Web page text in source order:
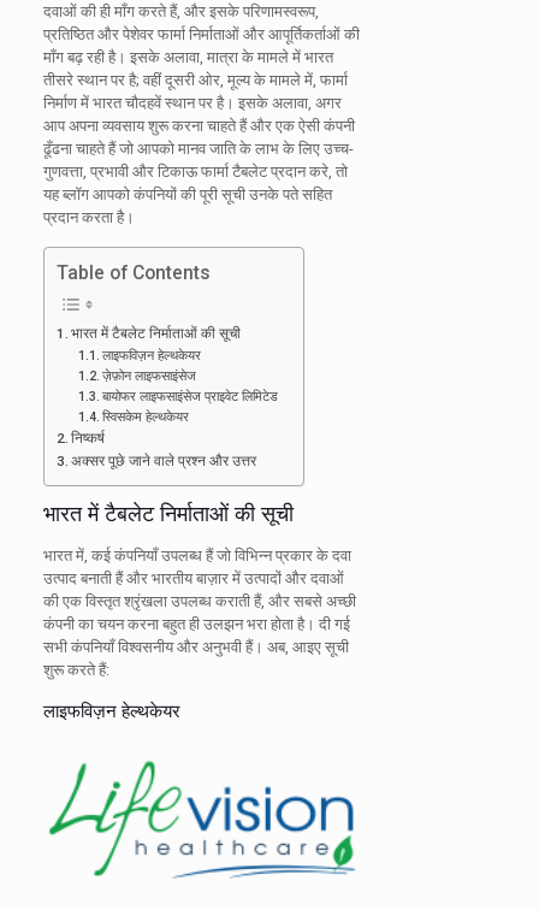
दवाओं की ही माँग करते हैं, और इसके परिणामस्वरूप,
प्रतिष्ठित और पेशेवर फार्मा निर्माताओं और आपूर्तिकर्ताओं की
माँग बढ़ रही है। इसके अलावा, मात्रा के मामले में भारत
तीसरे स्थान पर है; वहीं दूसरी ओर, मूल्य के मामले में, फार्मा
निर्माण में भारत चौदहवें स्थान पर है। इसके अलावा, अगर
आप अपना व्यवसाय शुरू करना चाहते हैं और एक ऐसी कंपनी
ढूँढना चाहते हैं जो आपको मानव जाति के लाभ के लिए उच्च-
गुणवत्ता, प्रभावी और टिकाऊ फार्मा टैबलेट प्रदान करे, तो
यह ब्लॉग आपको कंपनियों की पूरी सूची उनके पते सहित
प्रदान करता है।
Table of Contents
भारत में टैबलेट निर्माताओं की सूची
लाइफविज़न हेल्थकेयर
ज़ेफ़ोन लाइफसाइंसेज
बायोफर लाइफसाइंसेज प्राइवेट लिमिटेड
स्विसकेम हेल्थकेयर
निष्कर्ष
अक्सर पूछे जाने वाले प्रश्न और उत्तर
भारत में टैबलेट निर्माताओं की सूची
भारत में, कई कंपनियाँ उपलब्ध हैं जो विभिन्न प्रकार के दवा
उत्पाद बनाती हैं और भारतीय बाज़ार में उत्पादों और दवाओं
की एक विस्तृत श्रृंखला उपलब्ध कराती हैं, और सबसे अच्छी
कंपनी का चयन करना बहुत ही उलझन भरा होता है। दी गई
सभी कंपनियाँ विश्वसनीय और अनुभवी हैं। अब, आइए सूची
शुरू करते हैं:
लाइफविज़न हेल्थकेयर